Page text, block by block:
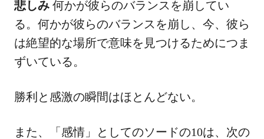
悲しみ 何かが彼らのバランスを崩してい
る。何かが彼らのバランスを崩し、今、彼ら
は絶望的な場所で意味を見つけるためにつま
ずいている。
勝利と感激の瞬間はほとんどない。
また、「感情」としてのソードの10は、次の